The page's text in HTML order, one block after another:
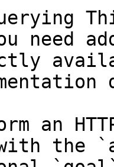
need
an
with the